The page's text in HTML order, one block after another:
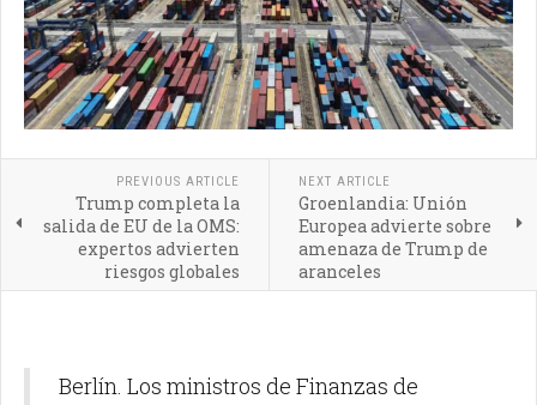
PREVIOUS ARTICLE
Trump completa la
salida de EU de la OMS:
expertos advierten
riesgos globales
NEXT ARTICLE
Groenlandia: Unión
Europea advierte sobre
amenaza de Trump de
aranceles
Berlín. Los ministros de Finanzas de